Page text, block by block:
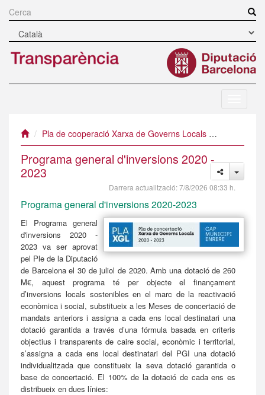
Vés
contingut
Cerca
mòbil
Pla de cooperació Xarxa de Governs Locals
Programa general d'inversions 2020 -
2023
Darrera actualització:7/8/2026 08:33 h.
Programa general d'inversions 2020-2023
El Programa general
d'inversions 2020 -
2023 va ser aprovat
pel Ple de la Diputació
de Barcelona el 30 de juliol de 2020. Amb una dotació de 260
M€, aquest programa té per objecte el finançament
d’inversions locals sostenibles en el marc de la reactivació
econòmica i social, substitueix a les Meses de concertació de
mandats anteriors i assigna a cada ens local destinatari una
dotació garantida a través d’una fórmula basada en criteris
objectius i transparents de caire social, econòmic i territorial,
s’assigna a cada ens local destinatari del PGI una dotació
individualitzada que constitueix la seva dotació garantida o
base de concertació. El 100% de la dotació de cada ens es
distribueix en dues línies: